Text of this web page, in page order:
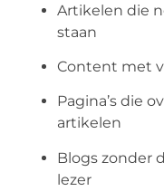
Artikelen die
staan
Content met
Pagina’s die
artikelen
Blogs zonder
lezer